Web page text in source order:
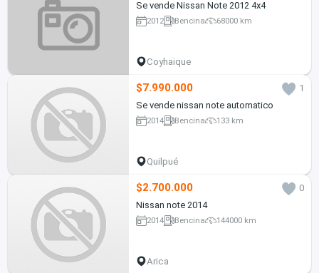
Se vende Nissan Note 2012 4x4
2012 Bencina 68000 km
Coyhaique
$7.990.000
1
Se vende nissan note automatico
2014 Bencina 133 km
Quilpué
$2.700.000
0
Nissan note 2014
2014 Bencina 144000 km
Arica